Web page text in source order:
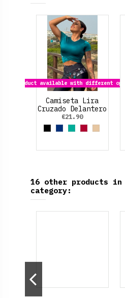
Product available with different
Camiseta Lira
Cruzado Delantero
€21.90
BlackAzul Marino
VerdeRojo Rubí
Dorado
16 other products in
category: